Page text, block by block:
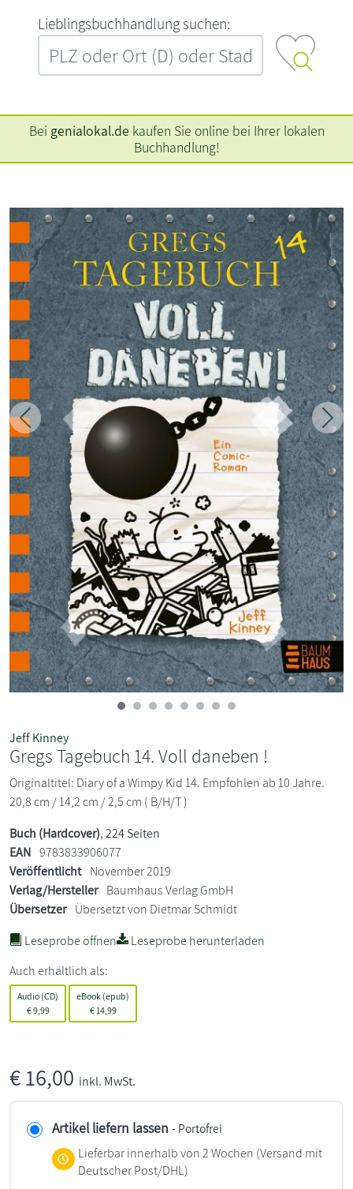
L‍i‍e‍b‍l‍i‍n‍g‍s‍b‍u‍c‍h‍h‍a‍n‍d‍l‍u‍n‍g‍ ‍s‍u‍c‍h‍e‍n‍:‍
Bei genialokal.de kaufen Sie online bei Ihrer lokalen
Buchhandlung!
Zurück
Jeff Kinney
Gregs Tagebuch 14. Voll daneben !
Originaltitel: Diary of a Wimpy Kid 14. Empfohlen ab 10 Jahre.
20,8 cm / 14,2 cm / 2,5 cm ( B/H/T )
Buch (Hardcover), 224 Seiten
EAN 9783833906077
Veröffentlicht November 2019
Verlag/Hersteller Baumhaus Verlag GmbH
Übersetzer Übersetzt von Dietmar Schmidt
Leseprobe öffnen
Leseprobe herunterladen
Auch erhältlich als:
Audio (CD)
€9,99
eBook (epub)
€14,99
€16,00 inkl. MwSt.
Artikel liefern lassen - Portofrei
Lieferbar innerhalb von 2 Wochen (Versand mit
Deutscher Post/DHL)